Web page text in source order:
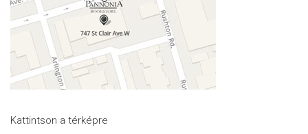
Kattintson a térképre